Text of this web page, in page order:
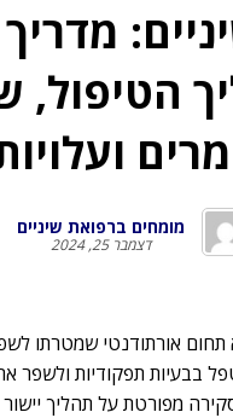
הטיפול,
מומחים ברפואת שיניים
דצמבר 25, 2024
תחום אורתודנטי שמטרתו
בבעיות תפקודיות ולשפר
מפורטת על תהליך יישור